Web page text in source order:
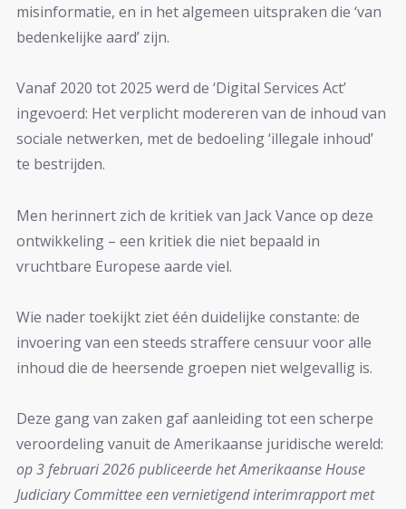
misinformatie, en in het algemeen uitspraken die ‘van
bedenkelijke aard’ zijn.
Vanaf 2020 tot 2025 werd de ‘Digital Services Act’
ingevoerd: Het verplicht modereren van de inhoud van
sociale netwerken, met de bedoeling ‘illegale inhoud’
te bestrijden.
Men herinnert zich de kritiek van Jack Vance op deze
ontwikkeling – een kritiek die niet bepaald in
vruchtbare Europese aarde viel.
Wie nader toekijkt ziet één duidelijke constante: de
invoering van een steeds straffere censuur voor alle
inhoud die de heersende groepen niet welgevallig is.
Deze gang van zaken gaf aanleiding tot een scherpe
veroordeling vanuit de Amerikaanse juridische wereld:
op 3 februari 2026 publiceerde het Amerikaanse House
Judiciary Committee een vernietigend interimrapport met